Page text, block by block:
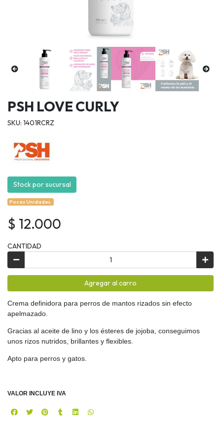
PSH LOVE CURLY
SKU: 1401RCRZ
Stock por sucursal
Pocas Unidades.
$ 12.000
CANTIDAD
Agregar al carro
Crema definidora para perros de mantos rizados sin efecto
apelmazado.
Gracias al aceite de lino y los ésteres de jojoba, conseguimos
unos rizos nutridos, brillantes y flexibles.
Apto para perros y gatos.
VALOR INCLUYE IVA